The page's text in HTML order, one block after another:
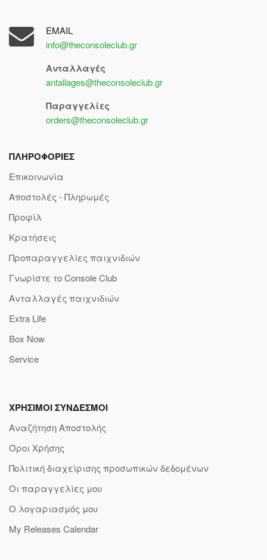
EMAIL
info@theconsoleclub.gr
Ανταλλαγές
antallages@theconsoleclub.gr
Παραγγελίες
orders@theconsoleclub.gr
ΠΛΗΡΟΦΟΡΙΕΣ
Επικοινωνία
Αποστολές - Πληρωμές
Προφίλ
Κρατήσεις
Προπαραγγελίες παιχνιδιών
Γνωρίστε το Console Club
Ανταλλαγές παιχνιδιών
Extra Life
Box Now
Service
ΧΡΗΣΙΜΟΙ ΣΥΝΔΕΣΜΟΙ
Αναζήτηση Αποστολής
Όροι Χρήσης
Πολιτική διαχείρισης προσωπικών δεδομένων
Οι παραγγελίες μου
Ο λογαριασμός μου
My Releases Calendar